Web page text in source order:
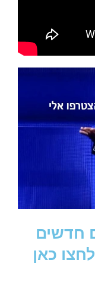
חדשים
כאן